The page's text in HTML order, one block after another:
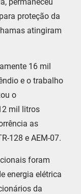
proteção da
atingiram
16 mil
e o trabalho
o
mil litros
as
128 e AEM-07.
foram
energia elétrica
da